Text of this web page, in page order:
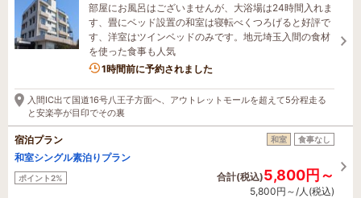
部屋にお風呂はございませんが、大浴場は24時間入れま
す、畳にベッド設置の和室は寝転べくつろげると好評で
す、洋室はツインベッドのみです。地元埼玉入間の食材
を使った食事も人気
1時間前に予約されました
入間IC出て国道16号八王子方面へ、アウトレットモールを超えて5分程走る
と安楽亭が目印でその裏
宿泊プラン 和室 食事なし
和室シングル素泊りプラン
ポイント2% 合計(税込)5,800円～
5,800円～/人(税込)